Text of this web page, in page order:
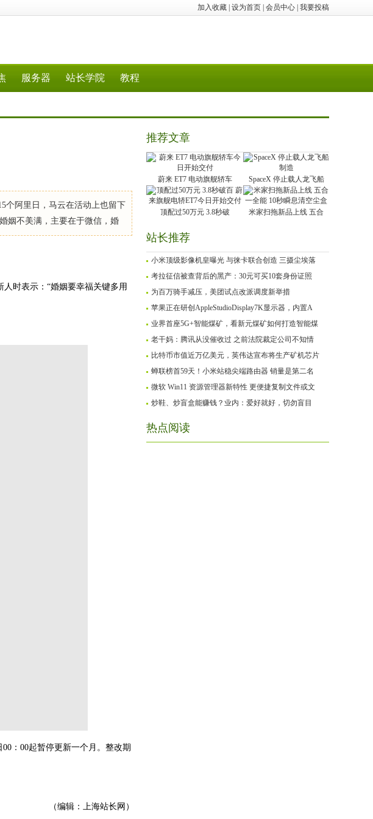
加入收藏 设为首页 会员中心 我要投稿
服务器 站长学院 教程
个阿里日，马云在活动上也留下
姻不美满，主要在于微信，婚
时表示：“婚姻要幸福关键多用
：00起暂停更新一个月。整改期
（编辑：上海站长网）
推荐文章
蔚来 ET7 电动旗舰轿车 SpaceX 停止载人龙飞船
顶配过50万元 3.8秒破 米家扫拖新品上线 五合
站长推荐
小米顶级影像机皇曝光 与徕卡联合创造 三摄尘埃落
考拉征信被查背后的黑产：30元可买10套身份证照
为百万骑手减压，美团试点改派调度新举措
苹果正在研创AppleStudioDisplay7K显示器，内置A
业界首座5G+智能煤矿，看新元煤矿如何打造智能煤
老干妈：腾讯从没催收过 之前法院裁定公司不知情
比特币市值近万亿美元，英伟达宣布将生产矿机芯片
蝉联榜首59天！小米站稳尖端路由器 销量是第二名
微软 Win11 资源管理器新特性 更便捷复制文件或文
炒鞋、炒盲盒能赚钱？业内：爱好就好，切勿盲目
热点阅读